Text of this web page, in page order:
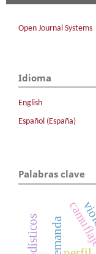
Open Journal Systems
Idioma
English
Español (España)
Palabras clave